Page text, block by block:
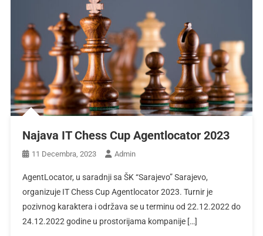
Najava IT Chess Cup Agentlocator 2023
11 Decembra, 2023 Admin
AgentLocator, u saradnji sa ŠK “Sarajevo” Sarajevo,
organizuje IT Chess Cup Agentlocator 2023. Turnir je
pozivnog karaktera i održava se u terminu od 22.12.2022 do
24.12.2022 godine u prostorijama kompanije […]